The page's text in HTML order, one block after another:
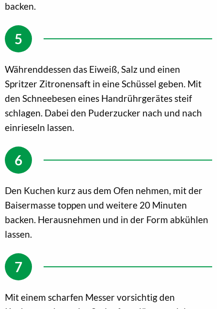
backen.
Währenddessen das Eiweiß, Salz und einen
Spritzer Zitronensaft in eine Schüssel geben. Mit
den Schneebesen eines Handrührgerätes steif
schlagen. Dabei den Puderzucker nach und nach
einrieseln lassen.
Den Kuchen kurz aus dem Ofen nehmen, mit der
Baisermasse toppen und weitere 20 Minuten
backen. Herausnehmen und in der Form abkühlen
lassen.
Mit einem scharfen Messer vorsichtig den